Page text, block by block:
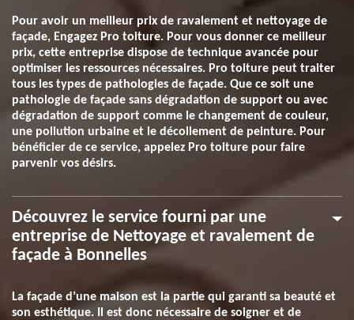
Pour avoir un meilleur prix de ravalement et nettoyage de
façade, Engagez Pro toiture. Pour vous donner ce meilleur
prix, cette entreprise dispose de technique avancée pour
optimiser les ressources nécessaires. Pro toiture peut traiter
tous les types de pathologies de façade. Que ce soit une
pathologie de façade sans dégradation de support ou avec
dégradation de support comme le changement de couleur,
une pollution urbaine et le décollement de peinture. Pour
bénéficier de ce service, appelez Pro toiture pour faire
parvenir vos désirs.
Découvrez le service fourni par une
entreprise de Nettoyage et ravalement de
façade à Bonnelles
La façade d’une maison est la partie qui garanti sa beauté et
son esthétique. Il est donc nécessaire de soigner et de